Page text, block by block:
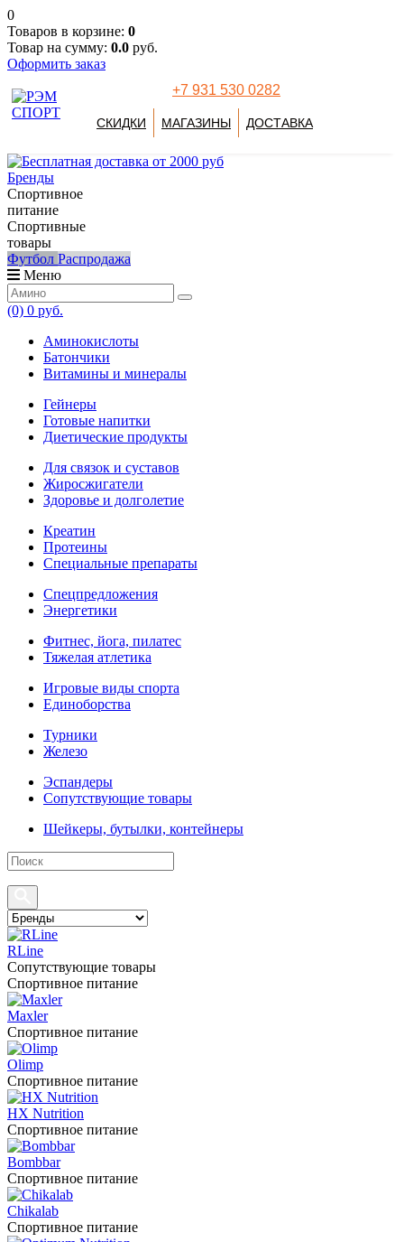
0
Товаров в корзине: 0
Товар на сумму: 0.0 руб.
Оформить заказ
+7 931 530 0282
СКИДКИ МАГАЗИНЫ ДОСТАВКА
Бренды
Спортивное
питание
Спортивные
товары
Футбол Распродажа
Меню
(0) 0 руб.
Аминокислоты
Батончики
Витамины и минералы
Гейнеры
Готовые напитки
Диетические продукты
Для связок и суставов
Жиросжигатели
Здоровье и долголетие
Креатин
Протеины
Специальные препараты
Спецпредложения
Энергетики
Фитнес, йога, пилатес
Тяжелая атлетика
Игровые виды спорта
Единоборства
Турники
Железо
Эспандеры
Сопутствующие товары
Шейкеры, бутылки, контейнеры
RLine
Сопутствующие товары
Спортивное питание
Maxler
Спортивное питание
Olimp
Спортивное питание
HX Nutrition
Спортивное питание
Bombbar
Спортивное питание
Chikalab
Спортивное питание